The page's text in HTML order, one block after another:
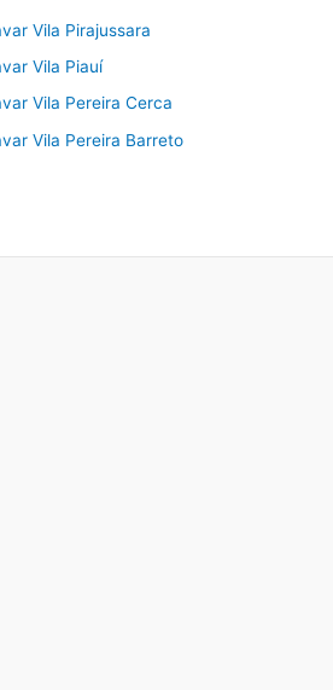
Vila Pirajussara
Vila Piauí
Vila Pereira Cerca
Vila Pereira Barreto